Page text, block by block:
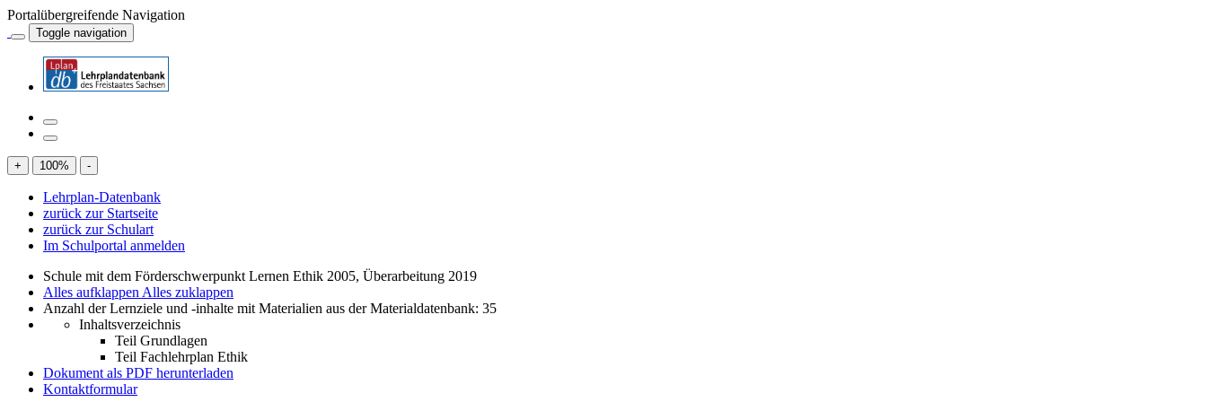
Portalübergreifende Navigation
Toggle navigation
+ 100% -
Lehrplan-Datenbank
zurück zur Startseite
zurück zur Schulart
Im Schulportal anmelden
Schule mit dem Förderschwerpunkt Lernen Ethik 2005, Überarbeitung 2019
Alles aufklappen Alles zuklappen
Anzahl der Lernziele und -inhalte mit Materialien aus der Materialdatenbank: 35
Inhaltsverzeichnis
Teil Grundlagen
Teil Fachlehrplan Ethik
Dokument als PDF herunterladen
Kontaktformular